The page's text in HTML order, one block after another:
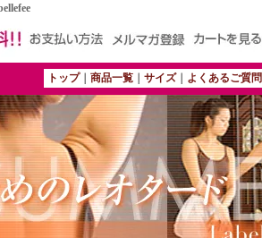
トップ｜ 商品一覧 サイズ｜ よくあるご質問